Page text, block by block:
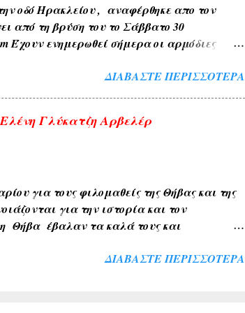
οδό Ηρακλείου , αναφέρθηκε απο τον
από τη βρύση του το Σάββατο 30
Έχουν ενημερωθεί σήμερα οι αρμόδιες
μέχρι την τελική διερεύνηση
τους. Αναρτήσεις η αναδημοσιεύσεις,
αυτούς που τα υπογραφούν. Σχόλια
τα γράφουν.
ΔΙΑΒΆΣΤΕ ΠΕΡΙΣΣΌΤΕΡΑ
Γλύκατζη Αρβελέρ
για τους φιλομαθείς της Θήβας και της
για την ιστορία και τον
Θήβα έβαλαν τα καλά τους και
κα Ελένη Γλύκαντζη-Αρβελέρ η οποία
ΔΙΑΒΆΣΤΕ ΠΕΡΙΣΣΌΤΕΡΑ